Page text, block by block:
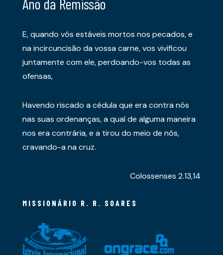
E, quando vós estáveis mortos nos pecados, e
na incircuncisão da vossa carne, vos vivificou
juntamente com ele, perdoando-vos todas as
ofensas,
Havendo riscado a cédula que era contra nós
nas suas ordenanças, a qual de alguma maneira
nos era contrária, e a tirou do meio de nós,
cravando-a na cruz.
Colossenses 2.13,14
MISSIONÁRIO R. R. SOARES